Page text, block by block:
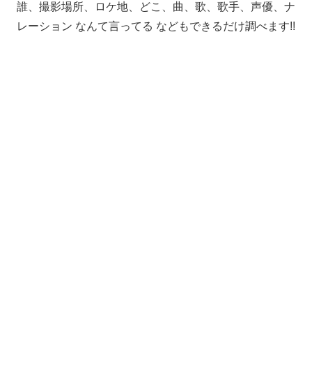
誰、撮影場所、ロケ地、どこ、曲、歌、歌手、声優、ナ
レーション なんて言ってる などもできるだけ調べます!!